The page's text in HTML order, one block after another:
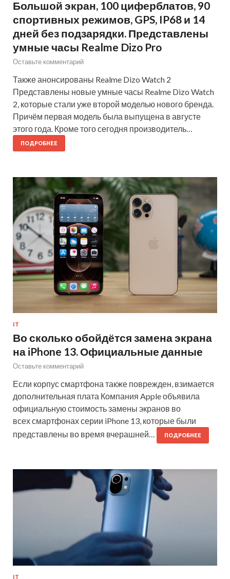
Большой экран, 100 циферблатов, 90
спортивных режимов, GPS, IP68 и 14
дней без подзарядки. Представлены
умные часы Realme Dizo Pro
Оставьте комментарий
Также анонсированы Realme Dizo Watch 2
Представлены новые умные часы Realme Dizo Watch
2, которые стали уже второй моделью нового бренда.
Причём первая модель была выпущена в августе
этого года. Кроме того сегодня производитель…
ПОДРОБНЕЕ
IT
Во сколько обойдётся замена экрана
на iPhone 13. Официальные данные
Оставьте комментарий
Если корпус смартфона также поврежден, взимается
дополнительная плата Компания Apple объявила
официальную стоимость замены экранов во
всех смартфонах серии iPhone 13, которые были
представлены во время вчерашней…
ПОДРОБНЕЕ
IT